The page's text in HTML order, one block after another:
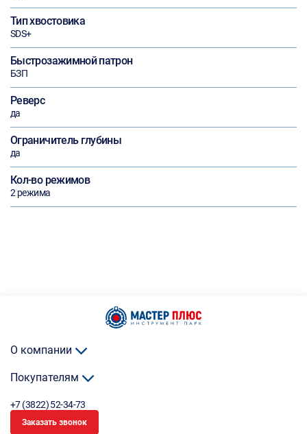
Тип хвостовика
SDS+
Быстрозажимной патрон
БЗП
Реверс
да
Ограничитель глубины
да
Кол-во режимов
2 режима
О компании
Покупателям
+7 (3822) 52-34-73
Заказать звонок